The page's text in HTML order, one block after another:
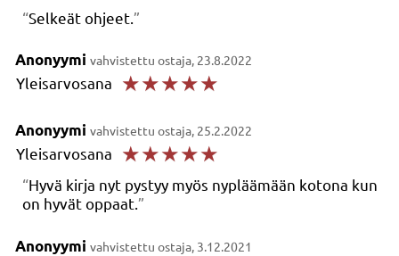
Selkeät ohjeet.
Anonyymi vahvistettu ostaja, 23.8.2022
Yleisarvosana ☆☆☆☆☆
Anonyymi vahvistettu ostaja, 25.2.2022
Yleisarvosana ☆☆☆☆☆
Hyvä kirja nyt pystyy myös nypläämään kotona kun
on hyvät oppaat.
Anonyymi vahvistettu ostaja, 3.12.2021